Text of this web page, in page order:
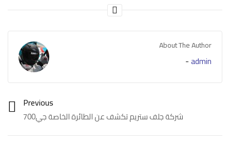
فكرة بعيدة المدى لكن هي مجرد فكرة لإظهار مستويات الإبداع
في هذه الشركة البرازيلية.
About The Author
admin
-
Previous
شركة جلف ستريم تكشف عن الطائرة الخاصة جي700